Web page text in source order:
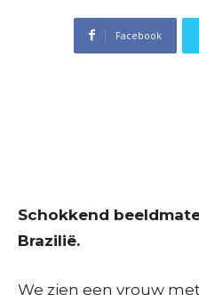
Facebook
Schokkend
Brazilië.
We zien een vrouw